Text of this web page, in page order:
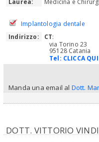
Laurea: Medicina e
Implantologia dentale
Indirizzo:
CT:
via Torino 23
95128 Catania
Tel: CLICCA QUI
Manda una email al Dott.
DOTT. VITTORIO